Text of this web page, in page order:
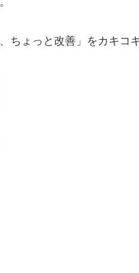
ちょっと改善」をカキコ